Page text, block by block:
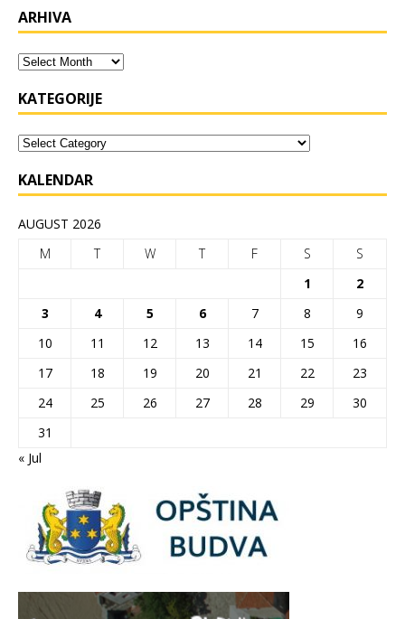
ARHIVA
KATEGORIJE
KALENDAR
AUGUST 2026
M
T W T F S
S
1
2
3
4 5 6 7 8
9
10
11 12 13 14 15
16
17
18 19 20 21 22
23
24
25 26 27 28 29
30
31
« Jul